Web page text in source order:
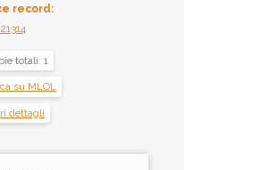
record:
totali: 1
su MLOL
dettagli